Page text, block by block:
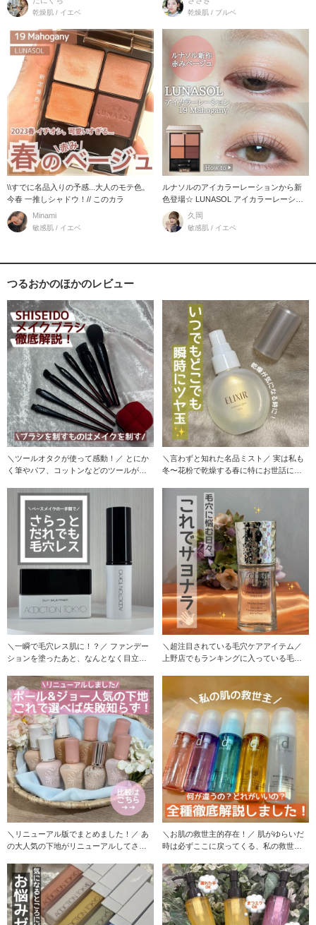
乾燥肌 / イエベ 乾燥肌 / ブルベ
\\すでに名品入りの予感...大人のモテ色。
今春 一推しシャドウ！// このカラ
Minami
敏感肌 / イエベ
ルナソルのアイカラーレーションから新
色登場☆ LUNASOL アイカラーレーショ
ン19
久岡
敏感肌 / イエベ
つるおかのほかのレビュー
＼ツールオタクが使って感動！／ とにか
く筆やパフ、コットンなどのツールが大
＼言わずと知れた名品ミスト／ 実は私も
冬〜花粉で乾燥する春に特にお世話にな
＼一瞬で毛穴レス肌に！？／ ファンデー
ションを塗ったあと、なんとなく目立つ
＼超注目されている毛穴ケアアイテム／
上野店でもランキングに入っている毛穴
＼リニューアル版でまとめました！／ あ
の大人気の下地がリニューアルしてさら
＼お肌の救世主的存在！／ 肌がゆらいだ
時は必ずここに戻ってくる、私の救世主